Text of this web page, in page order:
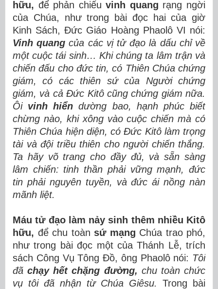
hữu, để phản chiếuvinh quang rạng ngời
của Chúa, như trong bài đọc hai của giờ
Kinh Sách, Đức Giáo Hoàng Phaolô VI nói:
Vinh quang của các vị tử đạo là dấu chỉ về
một cuộc tái sinh… Khi chúng ta lâm trận và
chiến đấu cho đức tin, có Thiên Chúa chứng
giám, có các thiên sứ của Người chứng
giám, và cả Đức Kitô cũng chứng giám nữa.
Ôi vinh hiển dường bao, hạnh phúc biết
chừng nào, khi xông vào cuộc chiến mà có
Thiên Chúa hiện diện, có Đức Kitô làm trọng
tài và đội triều thiên cho người chiến thắng.
Ta hãy võ trang cho đầy đủ, và sẵn sàng
lâm chiến: tinh thần phải vững mạnh, đức
tin phải nguyên tuyền, và đức ái nồng nàn
mãnh liệt.
Máu tử đạo làm nảy sinh thêm nhiều Kitô
hữu, để chu toàn sứ mạng Chúa trao phó,
như trong bài đọc một của Thánh Lễ, trích
sách Công Vụ Tông Đồ, ông Phaolô nói: Tôi
đãchạy hết chặng đường, chu toàn chức
vụ tôi đã nhận từ Chúa Giêsu.Trong bài